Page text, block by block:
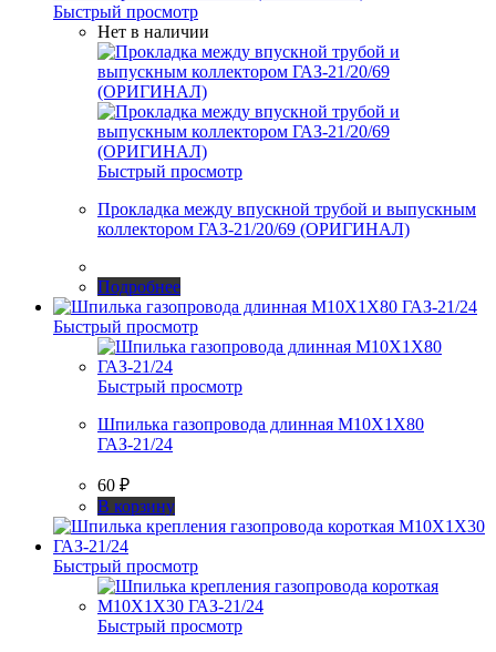
Быстрый просмотр
Нет в наличии
Быстрый просмотр
Прокладка между впускной трубой и выпускным
коллектором ГАЗ-21/20/69 (ОРИГИНАЛ)
Подробнее
Быстрый просмотр
Быстрый просмотр
Шпилька газопровода длинная М10Х1Х80
ГАЗ-21/24
60 ₽
В корзину
Быстрый просмотр
Быстрый просмотр